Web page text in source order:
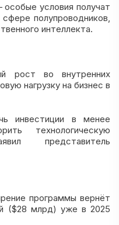
условия получат
полупроводников,
интеллекта.
рост во внутренних
нагрузку на бизнес в
инвестиции в менее
технологическую
представитель
программы вернёт
($28 млрд) уже в 2025